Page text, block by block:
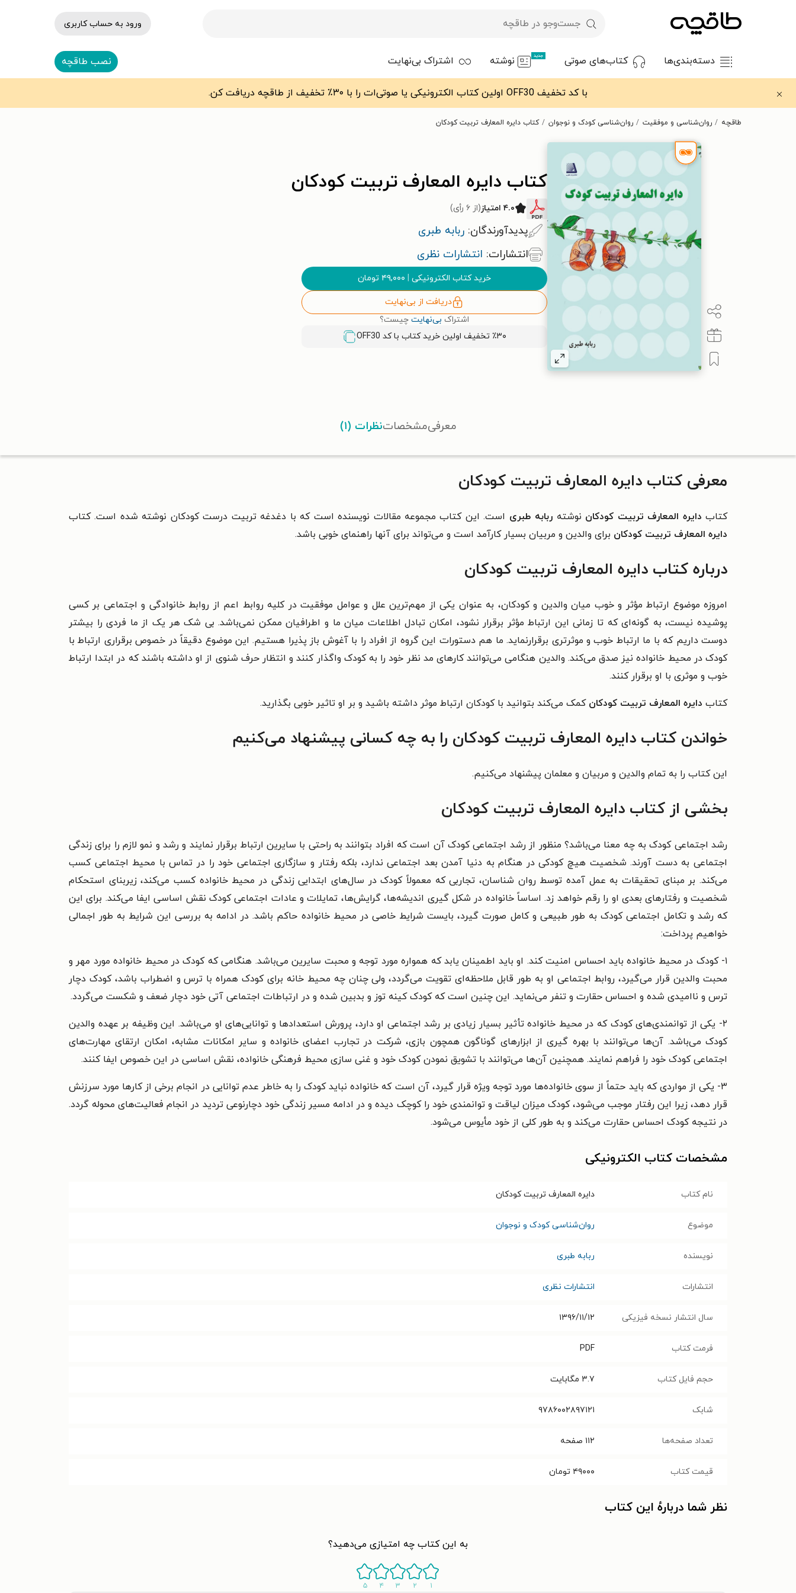
ورود به حساب کاربری
دسته‌بندی‌ها کتاب‌های صوتی جدید نوشته اشتراک بی‌نهایت نصب طاقچه
با کد تخفیف OFF30 اولین کتاب الکترونیکی یا صوتی‌ات را با ۳۰٪ تخفیف از طاقچه دریافت کن.
طاقچه روان‌شناسی و موفقیت روان‌شناسی کودک و نوجوان کتاب دایره المعارف تربیت کودکان
کتاب دایره المعارف تربیت کودکان
۴.۰ امتیاز (از ۶ رأی)
پدیدآورندگان: ربابه طبری
انتشارات: انتشارات نظری
خرید کتاب الکترونیکی ۴۹,۰۰۰ تومان
دریافت از بی‌نهایت
اشتراک بی‌نهایت چیست؟
٪۳۰ تخفیف اولین خرید کتاب با کد
OFF30
معرفیمشخصاتنظرات (۱)
معرفی کتاب دایره المعارف تربیت کودکان
کتاب دایره المعارف تربیت کودکان نوشته ربابه طبری است. این کتاب مجموعه مقالات نویسنده است که با دغدغه تربیت درست کودکان نوشته شده است. کتاب
دایره المعارف تربیت کودکان برای والدین و مربیان بسیار کارآمد است و می‌تواند برای آنها راهنمای خوبی باشد.
درباره کتاب دایره المعارف تربیت کودکان
امروزه موضوع ارتباط مؤثر و خوب میان والدین و کودکان، به عنوان یکی از مهم‌ترین علل و عوامل موفقیت در کلیه روابط اعم از روابط خانوادگی و اجتماعی بر کسی
پوشیده نیست، به گونه‌ای که تا زمانی این ارتباط مؤثر برقرار نشود، امکان تبادل اطلاعات میان ما و اطرافیان ممکن نمی‌باشد. بی شک هر یک از ما فردی را بیشتر
دوست داریم که با ما ارتباط خوب و موثرتری برقرارنماید. ما هم دستورات این گروه از افراد را با آغوش باز پذیرا هستیم. این موضوع دقیقاً در خصوص برقراری ارتباط با
کودک در محیط خانواده نیز صدق می‌کند. والدین هنگامی می‌توانند کارهای مد نظر خود را به کودک واگذار کنند و انتظار حرف شنوی از او داشته باشند که در ابتدا ارتباط
خوب و موثری با او برقرار کنند.
کتاب دایره المعارف تربیت کودکان کمک می‌کند بتوانید با کودکان ارتباط موثر داشته باشید و بر او تاثیر خوبی بگذارید.
خواندن کتاب دایره المعارف تربیت کودکان را به چه کسانی پیشنهاد می‌کنیم
این کتاب را به تمام والدین و مربیان و معلمان پیشنهاد می‌کنیم.
بخشی از کتاب دایره المعارف تربیت کودکان
رشد اجتماعی کودک به چه معنا می‌باشد؟ منظور از رشد اجتماعی کودک آن است که افراد بتوانند به راحتی با سایرین ارتباط برقرار نمایند و رشد و نمو لازم را برای زندگی
اجتماعی به دست آورند. شخصیت هیچ کودکی در هنگام به دنیا آمدن بعد اجتماعی ندارد، بلکه رفتار و سازگاری اجتماعی خود را در تماس با محیط اجتماعی کسب
می‌کند. بر مبنای تحقیقات به عمل آمده توسط روان شناسان، تجاربی که معمولاً کودک در سال‌های ابتدایی زندگی در محیط خانواده کسب می‌کند، زیربنای استحکام
شخصیت و رفتارهای بعدی او را رقم خواهد زد. اساساً خانواده در شکل گیری اندیشه‌ها، گرایش‌ها، تمایلات و عادات اجتماعی کودک نقش اساسی ایفا می‌کند. برای این
که رشد و تکامل اجتماعی کودک به طور طبیعی و کامل صورت گیرد، بایست شرایط خاصی در محیط خانواده حاکم باشد. در ادامه به بررسی این شرایط به طور اجمالی
خواهیم پرداخت:
۱- کودک در محیط خانواده باید احساس امنیت کند. او باید اطمینان یابد که همواره مورد توجه و محبت سایرین می‌باشد. هنگامی که کودک در محیط خانواده مورد مهر و
محبت والدین قرار می‌گیرد، روابط اجتماعی او به طور قابل ملاحظه‌ای تقویت می‌گردد، ولی چنان چه محیط خانه برای کودک همراه با ترس و اضطراب باشد، کودک دچار
ترس و ناامیدی شده و احساس حقارت و تنفر می‌نماید. این چنین است که کودک کینه توز و بدبین شده و در ارتباطات اجتماعی آتی خود دچار ضعف و شکست می‌گردد.
۲- یکی از توانمندی‌های کودک که در محیط خانواده تأثیر بسیار زیادی بر رشد اجتماعی او دارد، پرورش استعدادها و توانایی‌های او می‌باشد. این وظیفه بر عهده والدین
کودک می‌باشد. آن‌ها می‌توانند با بهره گیری از ابزارهای گوناگون همچون بازی، شرکت در تجارب اعضای خانواده و سایر امکانات مشابه، امکان ارتقای مهارت‌های
اجتماعی کودک خود را فراهم نمایند. همچنین آن‌ها می‌توانند با تشویق نمودن کودک خود و غنی سازی محیط فرهنگی خانواده، نقش اساسی در این خصوص ایفا کنند.
۳- یکی از مواردی که باید حتماً از سوی خانواده‌ها مورد توجه ویژه قرار گیرد، آن است که خانواده نباید کودک را به خاطر عدم توانایی در انجام برخی از کارها مورد سرزنش
قرار دهد، زیرا این رفتار موجب می‌شود، کودک میزان لیاقت و توانمندی خود را کوچک دیده و در ادامه مسیر زندگی خود دچارنوعی تردید در انجام فعالیت‌های محوله گردد.
در نتیجه کودک احساس حقارت می‌کند و به طور کلی از خود مأیوس می‌شود.
مشخصات کتاب الکترونیکی
نام کتاب دایره المعارف تربیت کودکان
موضوع روان‌شناسی کودک و نوجوان
نویسنده ربابه طبری
انتشارات انتشارات نظری
سال انتشار نسخه فیزیکی ۱۳۹۶/۱۱/۱۲
فرمت کتاب PDF
حجم فایل کتاب ۳.۷ مگابایت
شابک ۹۷۸۶۰۰۲۸۹۷۱۲۱
تعداد صفحه‌ها ۱۱۲ صفحه
قیمت کتاب ۴۹۰۰۰ تومان
نظر شما دربارهٔ این کتاب
به این کتاب چه امتیازی می‌دهید؟
۱ ۲ ۳ ۴ ۵